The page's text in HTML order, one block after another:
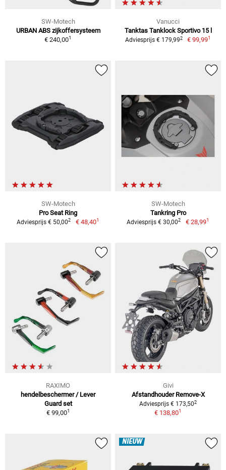
SW-Motech
URBAN ABS zijkoffersysteem
€ 240,001
Vanucci
Tanktas Tanklock Sportivo 15 l
Adviesprijs € 179,992 € 99,991
SW-Motech
Pro Seat Ring
Adviesprijs € 50,002 € 48,401
SW-Motech
Tankring Pro
Adviesprijs € 30,002 € 28,991
RAXIMO
hendelbeschermer / Lever
Guard set
€ 99,001
Givi
Afstandhouder Remove-X
Adviesprijs € 173,502
€ 138,801
NIEUW